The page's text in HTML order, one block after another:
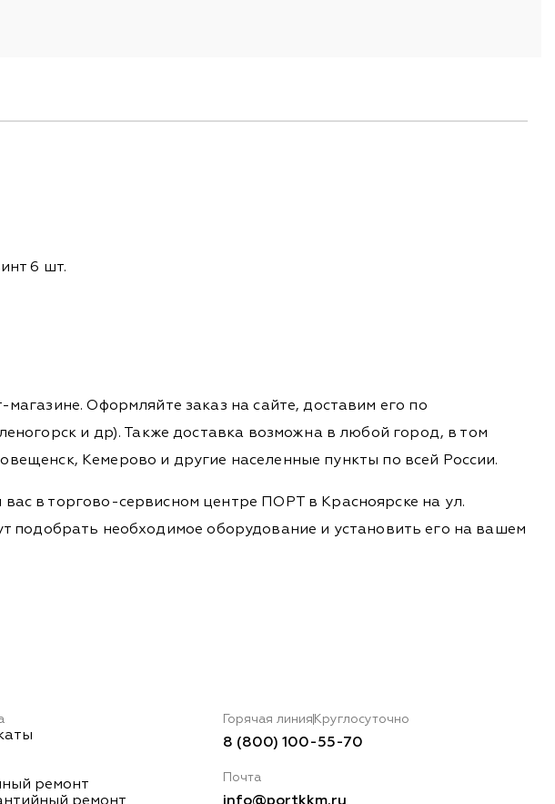
6 шт.
Оформляйте заказ на сайте, доставим его по
и др). Также доставка возможна в любой город, в том
Кемерово и другие населенные пункты по всей России.
в торгово-сервисном центре ПОРТ в Красноярске на ул.
подобрать необходимое оборудование и установить его на вашем
ремонт
ремонт
Горячая линия Круглосуточно
8 (800) 100-55-70
Почта
info@portkkm.ru